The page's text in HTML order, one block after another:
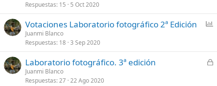
u
e
Respuestas 15 5 Oct 2020
u
e
Votaciones Laboratorio fotográfico 2ª Edición
Juanmi Blanco
Respuestas 18 3 Sep 2020
C
Laboratorio fotográfico. 3ª edición
Juanmi Blanco
Respuestas 27 22 Ago 2020